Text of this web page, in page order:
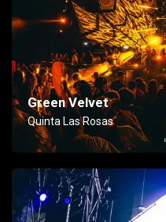
Green Velvet
Quinta Las Rosas